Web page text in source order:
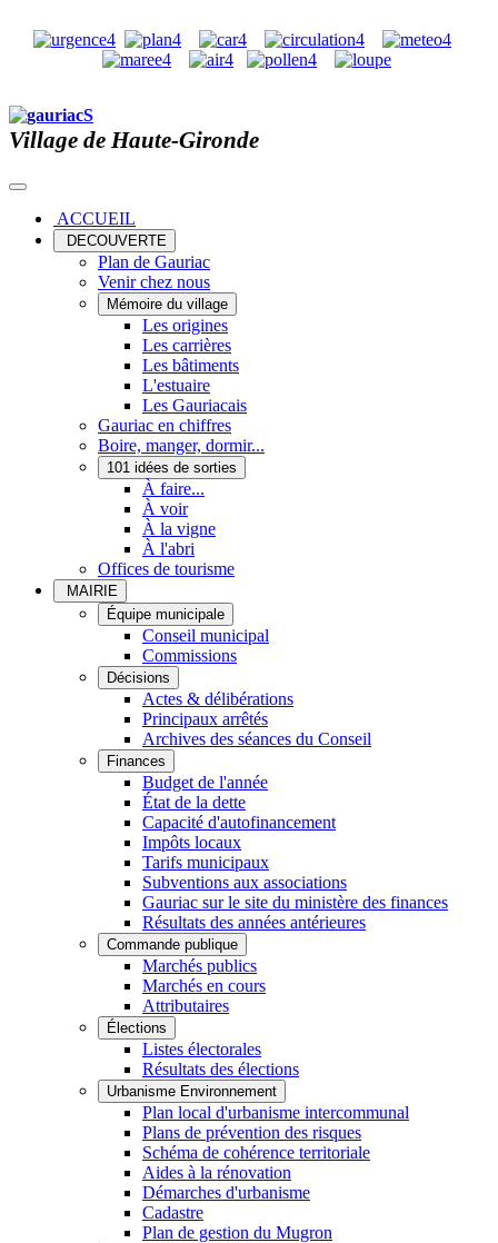
Village de Haute-Gironde
ACCUEIL
DECOUVERTE
Plan de Gauriac
Venir chez nous
Mémoire du village
Les origines
Les carrières
Les bâtiments
L'estuaire
Les Gauriacais
Gauriac en chiffres
Boire, manger, dormir...
101 idées de sorties
À faire...
À voir
À la vigne
À l'abri
Offices de tourisme
MAIRIE
Équipe municipale
Conseil municipal
Commissions
Décisions
Actes & délibérations
Principaux arrêtés
Archives des séances du Conseil
Finances
Budget de l'année
État de la dette
Capacité d'autofinancement
Impôts locaux
Tarifs municipaux
Subventions aux associations
Gauriac sur le site du ministère des finances
Résultats des années antérieures
Commande publique
Marchés publics
Marchés en cours
Attributaires
Élections
Listes électorales
Résultats des élections
Urbanisme Environnement
Plan local d'urbanisme intercommunal
Plans de prévention des risques
Schéma de cohérence territoriale
Aides à la rénovation
Démarches d'urbanisme
Cadastre
Plan de gestion du Mugron